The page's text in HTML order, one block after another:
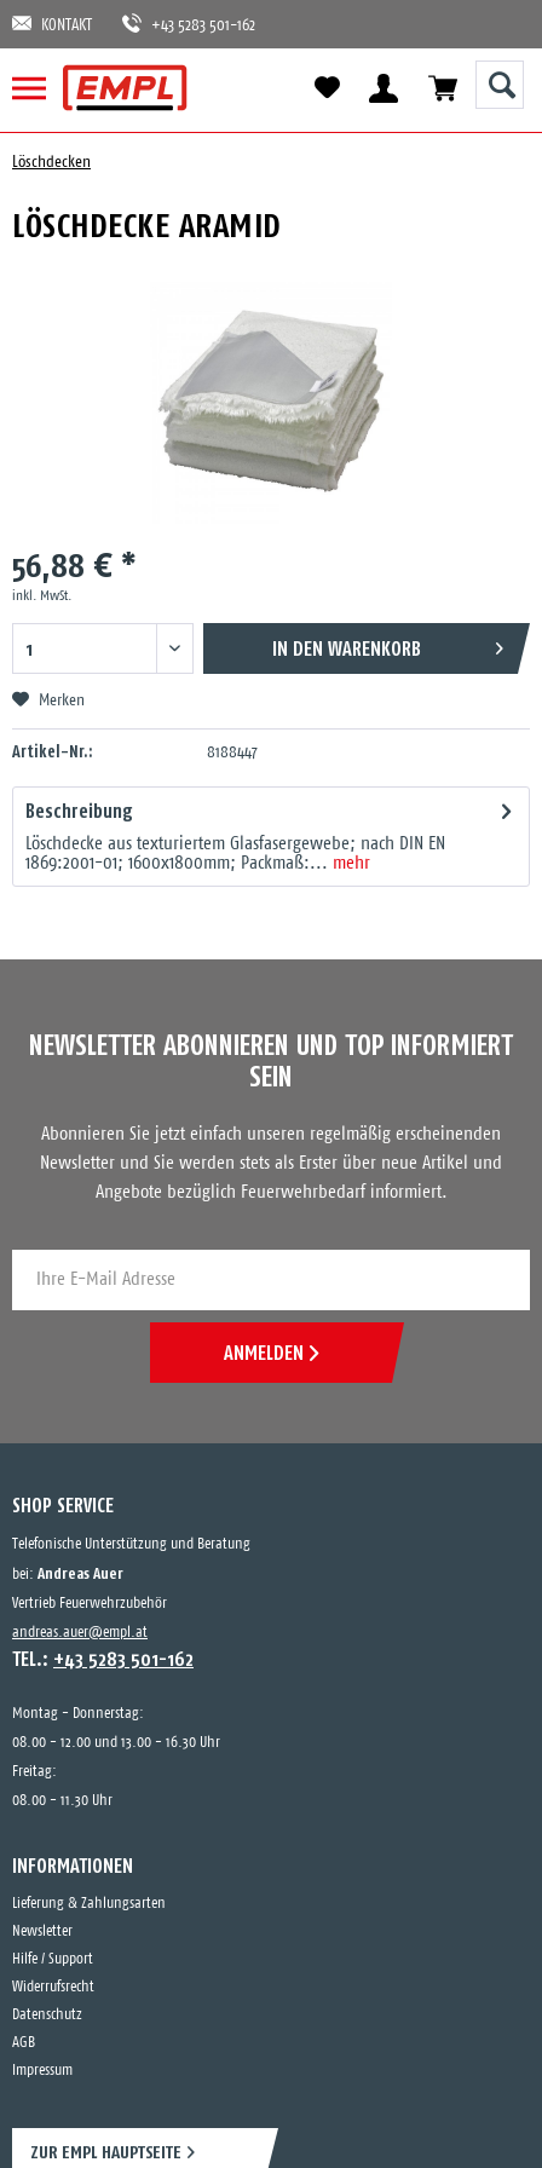
KONTAKT +43 5283 501-162
Löschdecken
LÖSCHDECKE ARAMID
56,88 € *
inkl. MwSt.
IN DEN WARENKORB
Merken
Artikel-Nr.: 8188447
Beschreibung
Löschdecke aus texturiertem Glasfasergewebe; nach DIN EN
1869:2001-01; 1600x1800mm; Packmaß:... mehr
NEWSLETTER ABONNIEREN UND TOP INFORMIERT
SEIN
Abonnieren Sie jetzt einfach unseren regelmäßig erscheinenden
Newsletter und Sie werden stets als Erster über neue Artikel und
Angebote bezüglich Feuerwehrbedarf informiert.
ANMELDEN
SHOP SERVICE
Telefonische Unterstützung und Beratung
bei: Andreas Auer
Vertrieb Feuerwehrzubehör
andreas.auer@empl.at
TEL.: +43 5283 501-162
Montag - Donnerstag:
08.00 - 12.00 und 13.00 - 16.30 Uhr
Freitag:
08.00 - 11.30 Uhr
INFORMATIONEN
Lieferung & Zahlungsarten
Newsletter
Hilfe / Support
Widerrufsrecht
Datenschutz
AGB
Impressum
ZUR EMPL HAUPTSEITE